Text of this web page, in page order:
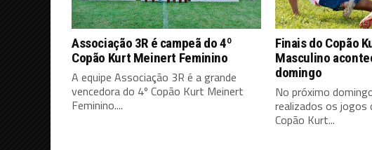
Associação 3R é campeã do 4º
Copão Kurt Meinert Feminino
A equipe Associação 3R é a grande
vencedora do 4º Copão Kurt Meinert
Feminino....
Finais do Copão
Masculino
domingo
No próximo
realizados os jogos
Copão Kurt...